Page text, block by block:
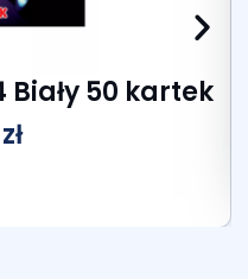
50 kartek
zł